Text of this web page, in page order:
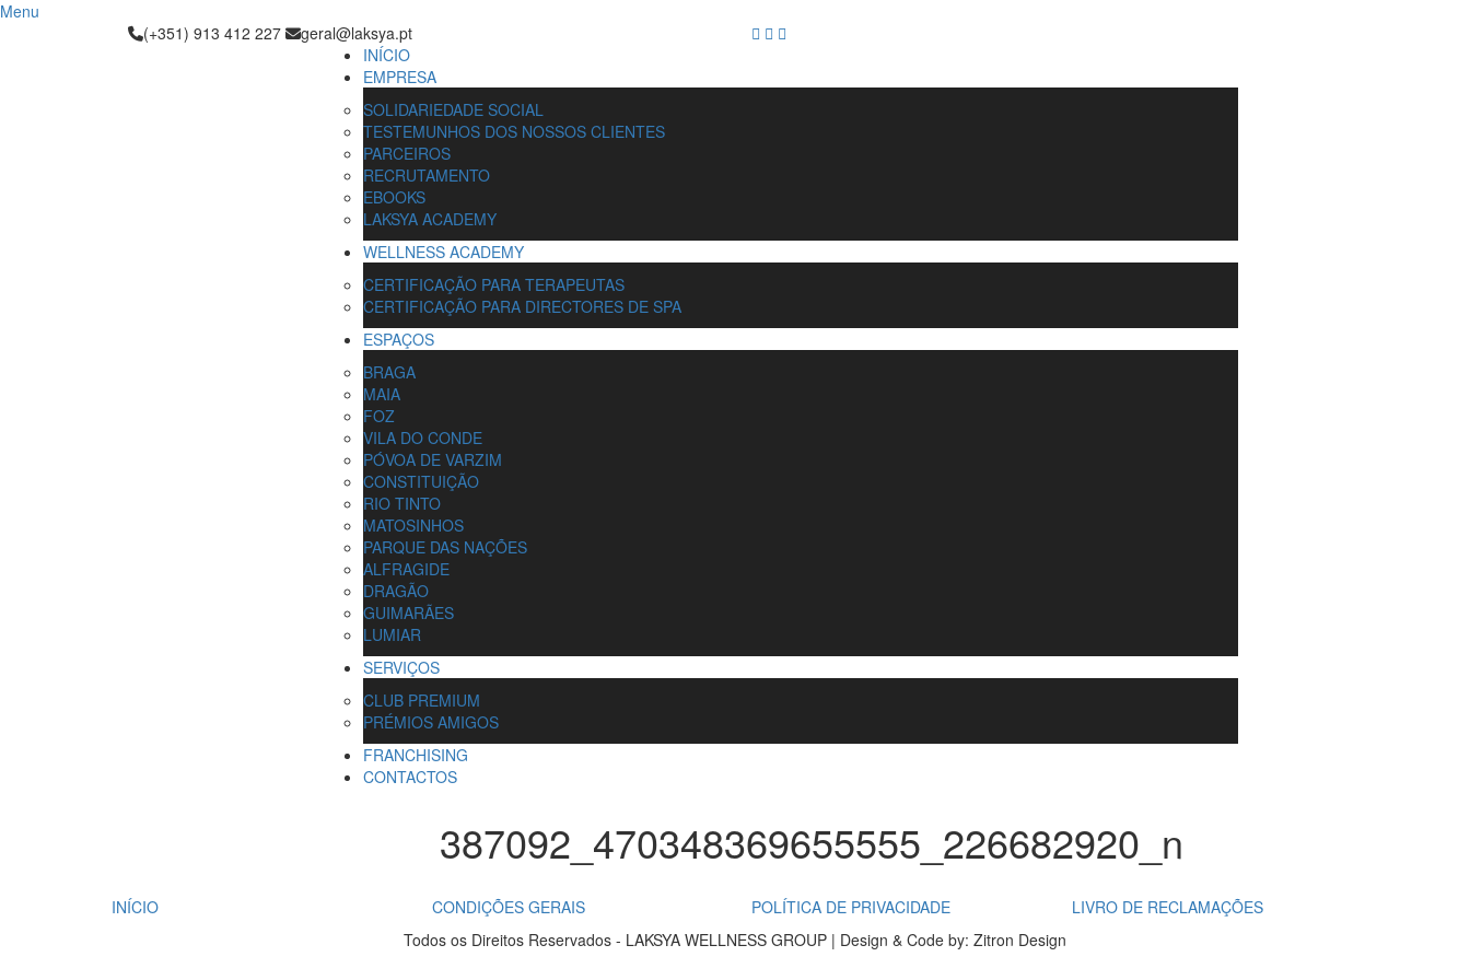
Menu
(+351) 913 412 227
geral@laksya.pt
INÍCIO
EMPRESA
SOLIDARIEDADE SOCIAL
TESTEMUNHOS DOS NOSSOS CLIENTES
PARCEIROS
RECRUTAMENTO
EBOOKS
LAKSYA ACADEMY
WELLNESS ACADEMY
CERTIFICAÇÃO PARA TERAPEUTAS
CERTIFICAÇÃO PARA DIRECTORES DE SPA
ESPAÇOS
BRAGA
MAIA
FOZ
VILA DO CONDE
PÓVOA DE VARZIM
CONSTITUIÇÃO
RIO TINTO
MATOSINHOS
PARQUE DAS NAÇÕES
ALFRAGIDE
DRAGÃO
GUIMARÃES
LUMIAR
SERVIÇOS
CLUB PREMIUM
PRÉMIOS AMIGOS
FRANCHISING
CONTACTOS
387092_470348369655555_226682920_n
INÍCIO CONDIÇÕES GERAIS POLÍTICA DE PRIVACIDADE
LIVRO DE RECLAMAÇÕES
Todos os Direitos Reservados - LAKSYA WELLNESS GROUP | Design & Code by: Zitron Design